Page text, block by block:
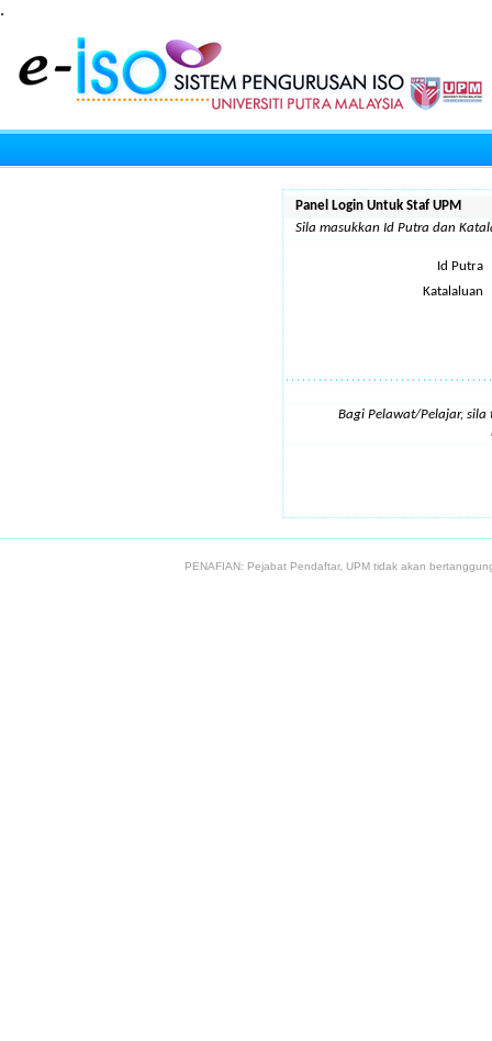
.
Panel Login Untuk Staf UPM
Sila masukkan Id Putra dan
Id Putra
Katalaluan
Bagi Pelawat/Pelajar,
PENAFIAN: Pejabat Pendaftar, UPM tidak akan